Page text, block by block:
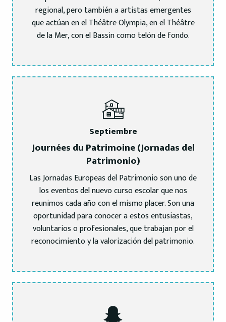
regional, pero también a artistas emergentes
que actúan en el Théâtre Olympia, en el Théâtre
de la Mer, con el Bassin como telón de fondo.
Septiembre
Journées du Patrimoine (Jornadas del
Patrimonio)
Las Jornadas Europeas del Patrimonio son uno de
los eventos del nuevo curso escolar que nos
reunimos cada año con el mismo placer. Son una
oportunidad para conocer a estos entusiastas,
voluntarios o profesionales, que trabajan por el
reconocimiento y la valorización del patrimonio.